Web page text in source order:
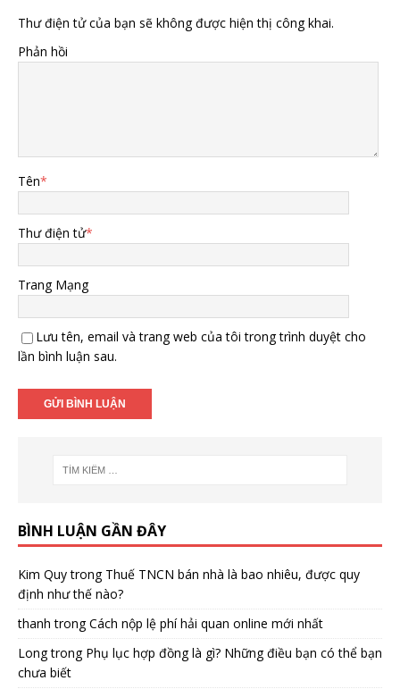
Thư điện tử của bạn sẽ không được hiện thị công khai.
Phản hồi
Tên*
Thư điện tử*
Trang Mạng
Lưu tên, email và trang web của tôi trong trình duyệt cho
lần bình luận sau.
BÌNH LUẬN GẦN ĐÂY
Kim Quytrong Thuế TNCN bán nhà là bao nhiêu, được quy
định như thế nào?
thanh trongCách nộp lệ phí hải quan online mới nhất
Longtrong Phụ lục hợp đồng là gì? Những điều bạn có thể bạn
chưa biết